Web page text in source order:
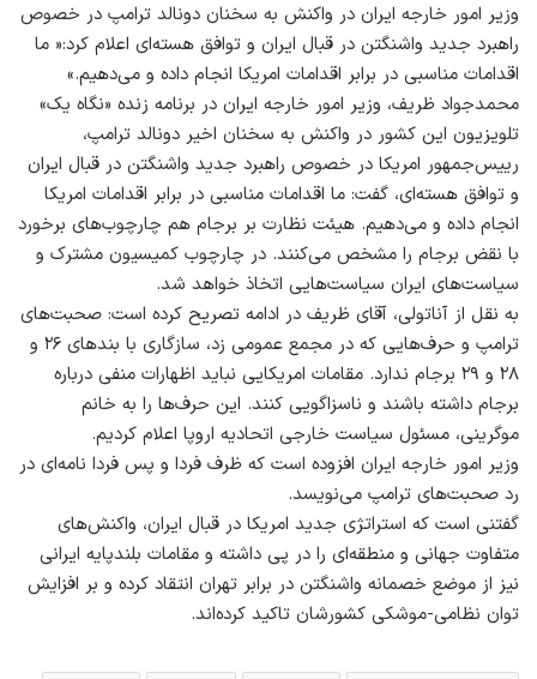
وزیر امور خارجه ایران در واکنش به سخنان دونالد ترامپ در خصوص
راهبرد جدید واشنگتن در قبال ایران و توافق هسته‌ای اعلام کرد:« ما
اقدامات مناسبی در برابر اقدامات امریکا انجام داده و می‌دهیم.»
محمدجواد ظریف، وزیر امور خارجه ایران در برنامه زنده «نگاه یک»
تلویزیون این کشور در واکنش به سخنان اخیر دونالد ترامپ،
رییس‌جمهور امریکا در خصوص راهبرد جدید واشنگتن در قبال ایران
و توافق هسته‌ای، گفت: ما اقدامات مناسبی در برابر اقدامات امریکا
انجام داده و می‌دهیم. هیئت نظارت بر برجام هم چارچوب‌های برخورد
با نقض برجام را مشخص می‌کنند. در چارچوب کمیسیون مشترک و
سیاست‌های ایران سیاست‌هایی اتخاذ خواهد شد.
به نقل از آناتولی، آقای ظریف در ادامه تصریح کرده است: صحبت‌های
ترامپ و حرف‌هایی که در مجمع عمومی زد، سازگاری با بندهای ۲۶ و
۲۸ و ۲۹ برجام ندارد. مقامات امریکایی نباید اظهارات منفی درباره
برجام داشته باشند و ناسزاگویی کنند. این حرف‌ها را به خانم
موگرینی، مسئول سیاست خارجی اتحادیه اروپا اعلام کردیم.
وزیر امور خارجه ایران افزوده است که ظرف فردا و پس فردا نامه‌ای در
رد صحبت‌های ترامپ می‌نویسد.
گفتنی است که استراتژی جدید امریکا در قبال ایران، واکنش‌های
متفاوت جهانی و منطقه‌ای را در پی داشته و مقامات بلندپایه ایرانی
نیز از موضع خصمانه واشنگتن در برابر تهران انتقاد کرده‌ و بر افزایش
توان نظامی-موشکی کشورشان تاکید کرده‌اند.